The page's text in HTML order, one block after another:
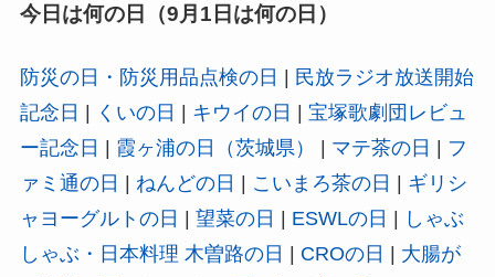
今日は何の日（9月1日は何の日）
防災の日・防災用品点検の日 | 民放ラジオ放送開始
記念日 | くいの日 | キウイの日 | 宝塚歌劇団レビュ
ー記念日 | 霞ヶ浦の日（茨城県） | マテ茶の日 | フ
ァミ通の日 | ねんどの日 | こいまろ茶の日 | ギリシ
ャヨーグルトの日 | 望菜の日 | ESWLの日 | しゃぶ
しゃぶ・日本料理 木曽路の日 | CROの日 | 大腸が